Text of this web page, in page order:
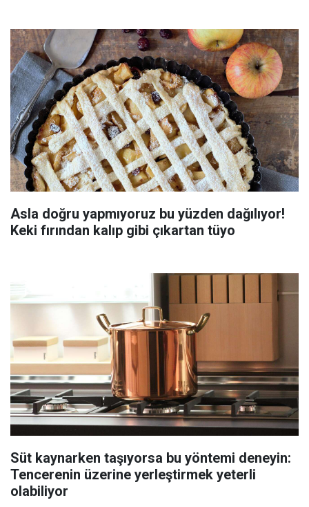
Asla doğru yapmıyoruz bu yüzden dağılıyor!
Keki fırından kalıp gibi çıkartan tüyo
Süt kaynarken taşıyorsa bu yöntemi deneyin:
Tencerenin üzerine yerleştirmek yeterli
olabiliyor